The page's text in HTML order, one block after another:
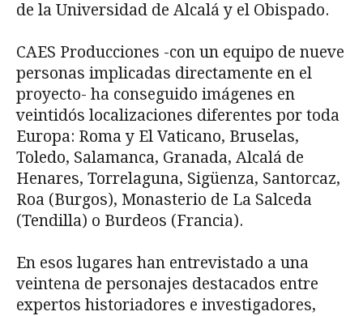
de la Universidad de Alcalá y el Obispado.
CAES Producciones -con un equipo de nueve
personas implicadas directamente en el
proyecto- ha conseguido imágenes en
veintidós localizaciones diferentes por toda
Europa: Roma y El Vaticano, Bruselas,
Toledo, Salamanca, Granada, Alcalá de
Henares, Torrelaguna, Sigüenza, Santorcaz,
Roa (Burgos), Monasterio de La Salceda
(Tendilla) o Burdeos (Francia).
En esos lugares han entrevistado a una
veintena de personajes destacados entre
expertos historiadores e investigadores,